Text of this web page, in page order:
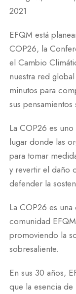
2021
EFQM está
COP26, la
el Cambio
nuestra red
minutos para
sus
La COP26 es
lugar donde las
para tomar
y revertir el daño
defender la
La COP26 es
comunidad
promoviendo la
sobresaliente.
En sus 30 años,
que la esencia